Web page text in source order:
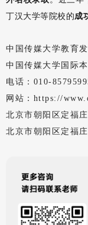
丁汉大学等院校的成
中国传媒大学教育
中国传媒大学国际
电话：010-
网站：https://
北京市朝阳区定福
北京市朝阳区定福